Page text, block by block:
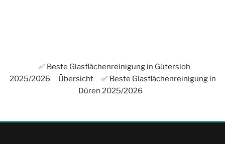
✅ Beste Glasflächenreinigung in Gütersloh
2025/2026
Übersicht
✅ Beste Glasflächenreinigung in
Düren 2025/2026